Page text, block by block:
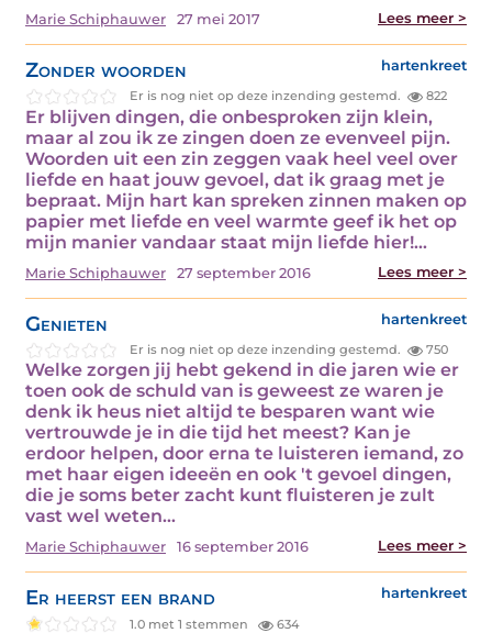
Marie Schiphauwer 27 mei 2017 Lees meer >
Zonder woorden hartenkreet
Er is nog niet op deze inzending gestemd. 822
Er blijven dingen, die onbesproken zijn klein,
maar al zou ik ze zingen doen ze evenveel pijn.
Woorden uit een zin zeggen vaak heel veel over
liefde en haat jouw gevoel, dat ik graag met je
bepraat. Mijn hart kan spreken zinnen maken op
papier met liefde en veel warmte geef ik het op
mijn manier vandaar staat mijn liefde hier!…
Marie Schiphauwer 27 september 2016 Lees meer >
Genieten hartenkreet
Er is nog niet op deze inzending gestemd. 750
Welke zorgen jij hebt gekend in die jaren wie er
toen ook de schuld van is geweest ze waren je
denk ik heus niet altijd te besparen want wie
vertrouwde je in die tijd het meest? Kan je
erdoor helpen, door erna te luisteren iemand, zo
met haar eigen ideeën en ook 't gevoel dingen,
die je soms beter zacht kunt fluisteren je zult
vast wel weten…
Marie Schiphauwer 16 september 2016 Lees meer >
Er heerst een brand hartenkreet
1.0 met 1 stemmen 634